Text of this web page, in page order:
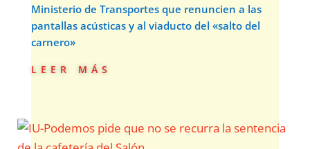
Ministerio de Transportes que renuncien a las
pantallas acústicas y al viaducto del «salto del
carnero»
leer más